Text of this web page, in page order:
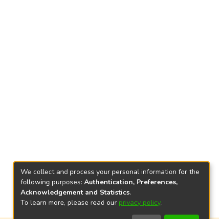
We collect and process your personal information for the
following purposes: Authentication, Preferences,
Acknowledgement and Statistics.
To learn more, please read our privacy policy.